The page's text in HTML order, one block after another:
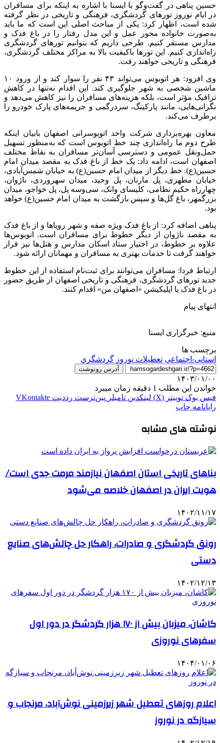
حسین پناهی در گفت‌وگو با ایسنا با اشاره به اینکه برای مسافران
در ایام نوروز تورهای گردشگری، فرهنگی و تاریخی در نظر گرفته‌
شده است، اظهار کرد: یکی از مباحث اصلی این است که ما باید
به‌صورت خانواده‌ محور عمل و این مدل رفتار را در باغ فدک و
مدارس مستقر کنیم. طرحی داریم که بتوانیم تورهای گردشگری
راه‌اندازی کنیم. این تورها باکیفیت بالا به مراکز مختلف گردشگری،
فرهنگی و تاریخی خواهند رفت.
وی افزود: هر اتوبوس می‌تواند ۴۳ نفر را سوار کند و از ورود ۱۰
ماشین شخصی به شهر جلوگیری کند. این اقدام نه‌تنها در کاهش
ترافیک مؤثر است، بلکه هزینه‌های مسافران را نیز کاهش می‌دهد و
نگرانی‌هایی، مانند پارکینگ، سردرگمی و جریمه‌های پارک خودرو را
برطرف می‌کند.
معاون بهره‌برداری شرکت واحد اتوبوسرانی اصفهان بابیان اینکه
طرح دوم ما راه‌اندازی چند خط اتوبوس است که به‌منظور تسهیل
حمل‌ونقل عمومی و دسترسی آسان‌تر مسافران به نقاط مختلف
اصفهان است، ادامه داد: یک خط از باغ فدک به مقصد میدان امام
حسین(ع). خط دیگر از میدان امام حسین(ع) به خیابان شمس‌آبادی،
خیابان مطهری، پل مارنان، پل وحید، میدان سهروردی، ناژوان،
چهارراه حکیم نظامی، کلیسای وانک، سی‌وسه پل، پل خواجو، میدان
بزرگمهر، باغ گل‌ها و سپس بازگشت به میدان امام حسین(ع) خواهد
بود.
پناهی اضافه کرد: از باغ فدک ویژه صفه و شهر رویاها و از باغ فدک
به مقصد ناژوان از دیگر خطوط برای مسافران است. اتوبوس‌ها
علاوه بر خطوط، در اختیار ستاد اسکان مدارس و هتل‌ها نیز قرار
خواهند گرفت تا خدمات بهتری به مسافران و مهمانان ارائه شود.
ارتباط فردا: مسافران می‌توانند برای ثبت‌نام استفاده از این خطوط
جدید تورهای گردشگری، فرهنگی و تاریخی اصفهان از طریق حضور
در باغ فدک یا اپلیکیشن «اصفهان من» اقدام کنند.
انتهای پیام
منبع: خبرگزاری ایسنا
برچسب ها
استانی-اجتماعی تعطیلات نوروز گردشگري
آدرس رونوشت
۱۴۰۳/۰۱/۰۰
خواندن این مطلب 1 دقیقه زمان میبرد
فیس بوک توییتر (X) لینکدین ‫تامبلر ‫پین‌ترست ‫رددیت ‫VKontakte
رایانامه چاپ
نوشته های مشابه
بناهای تاریخی استان اصفهان نیازمند مرمت جدی است/
هویت ایران در اصفهان خلاصه می‌شود
۱۴۰۲/۱۱/۱۷
رونق گردشگری و صادرات، راهکار حل چالش‌های صنایع
دستی
۱۴۰۲/۱۲/۱۳
کاشان، میزبان بیش از ۱۷۰ هزار گردشگر در دور اول
سفرهای نوروزی
۱۴۰۴/۰۱/۰۶
اعلام روزهای تعطیل شهر زیرزمینی نوش‌آباد، مرنجاب و
سیازگه در نوروز